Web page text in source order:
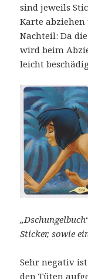
sind jeweils
Karte
Nachteil: Da
wird beim
leicht
Sticker, sowie
Sehr negativ
den Tüten